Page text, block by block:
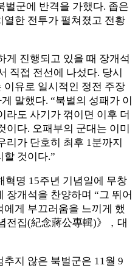
벌군에 반격을 가했다. 좁은
한 전투가 펼쳐졌고 전황
게 진행되고 있을 때 장개석
직접 전선에 나섰다. 당시
유로 일시적인 정전 주장
말했다. “북벌의 성패가 이
라도 사기가 꺾이면 이후 더
다. 오패부의 군대는 이미
리가 단호히 최후 1분까지
할 것이다.”
혁명 15주년 기념일에 무창
장개석을 찬양하며 “그 뛰어
게 부끄러움을 느끼게 했
전집(紀念蔣公專輯)》，대
지 않은 북벌군은 11월 9